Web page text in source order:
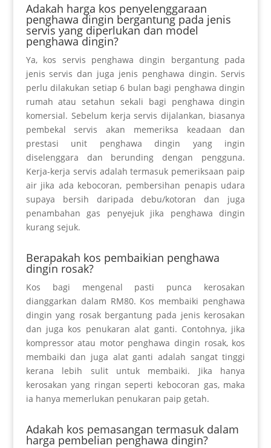
Adakah harga kos penyelenggaraan
penghawa dingin bergantung pada jenis
servis yang diperlukan dan model
penghawa dingin?
Ya, kos servis penghawa dingin bergantung pada
jenis servis dan juga jenis penghawa dingin. Servis
perlu dilakukan setiap 6 bulan bagi penghawa dingin
rumah atau setahun sekali bagi penghawa dingin
komersial. Sebelum kerja servis dijalankan, biasanya
pembekal servis akan memeriksa keadaan dan
prestasi unit penghawa dingin yang ingin
diselenggara dan berunding dengan pengguna.
Kerja-kerja servis adalah termasuk pemeriksaan paip
air jika ada kebocoran, pembersihan penapis udara
supaya bersih daripada debu/kotoran dan juga
penambahan gas penyejuk jika penghawa dingin
kurang sejuk.
Berapakah kos pembaikian penghawa
dingin rosak?
Kos bagi mengenal pasti punca kerosakan
dianggarkan dalam RM80. Kos membaiki penghawa
dingin yang rosak bergantung pada jenis kerosakan
dan juga kos penukaran alat ganti. Contohnya, jika
kompressor atau motor penghawa dingin rosak, kos
membaiki dan juga alat ganti adalah sangat tinggi
kerana lebih sulit untuk membaiki. Jika hanya
kerosakan yang ringan seperti kebocoran gas, maka
ia hanya memerlukan penukaran paip getah.
Adakah kos pemasangan termasuk dalam
harga pembelian penghawa dingin?